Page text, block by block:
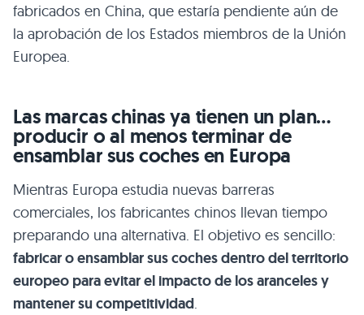
fabricados en China, que estaría pendiente aún de
la aprobación de los Estados miembros de la Unión
Europea.
Las marcas chinas ya tienen un plan…
producir o al menos terminar de
ensamblar sus coches en Europa
Mientras Europa estudia nuevas barreras
comerciales, los fabricantes chinos llevan tiempo
preparando una alternativa. El objetivo es sencillo:
fabricar o ensamblar sus coches dentro del territorio
europeo para evitar el impacto de los aranceles y
mantener su competitividad.